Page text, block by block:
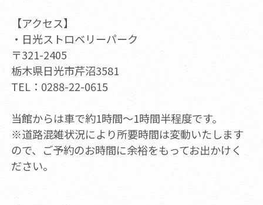
【アクセス】
・日光ストロベリーパーク
〒321-2405
栃木県日光市芹沼3581
TEL：0288-22-0615
当館からは車で約1時間～1時間半程度です。
※道路混雑状況により所要時間は変動いたします
ので、ご予約のお時間に余裕をもってお出かけく
ださい。